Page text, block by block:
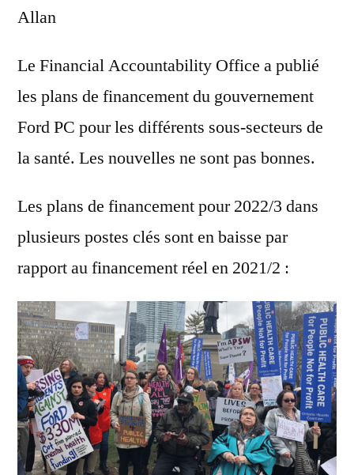
Allan
Le Financial Accountability Office a publié
les plans de financement du gouvernement
Ford PC pour les différents sous-secteurs de
la santé. Les nouvelles ne sont pas bonnes.
Les plans de financement pour 2022/3 dans
plusieurs postes clés sont en baisse par
rapport au financement réel en 2021/2 :